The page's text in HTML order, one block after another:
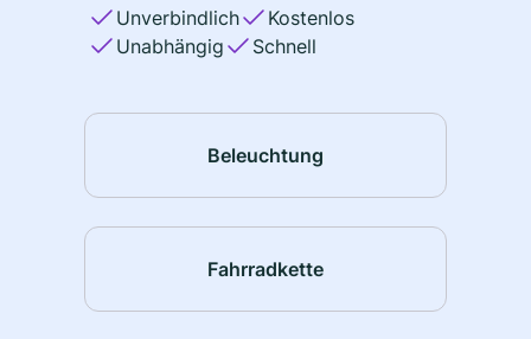
Unverbindlich
Kostenlos
Unabhängig
Schnell
Beleuchtung
Fahrradkette